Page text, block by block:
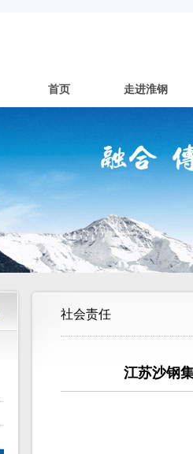
首页 走进淮钢
社会责任
江苏沙钢